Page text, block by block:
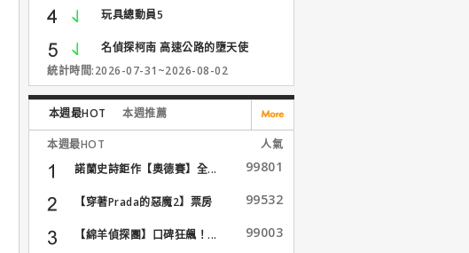
玩具總動員5
名偵探柯南 高速公路的墮天使
統計時間:2026-07-31~2026-08-02
本週最HOT 本週推薦
本週最HOT
人氣
諾蘭史詩鉅作【奧德賽】全...
99801
【穿著Prada的惡魔2】票房
99532
【綿羊偵探團】口碑狂飆！... 99003